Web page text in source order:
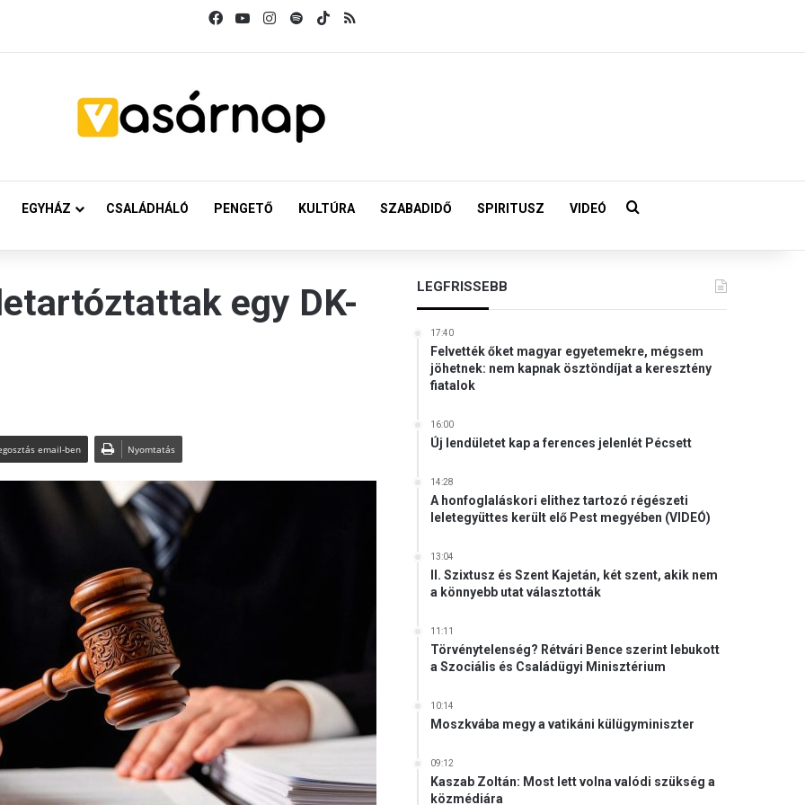
FacebookYouTubeInstagram
SpotifyTikTok
EGYHÁZ CSALÁDHÁLÓ PENGETŐ KULTÚRA SZABADIDŐ SPIRITUSZ VIDEÓ Keresés:
egy DK-
email-ben Nyomtatás
LEGFRISSEBB
17:40
Felvették őket magyar egyetemekre, mégsem
jöhetnek: nem kapnak ösztöndíjat a keresztény
fiatalok
16:00
Új lendületet kap a ferences jelenlét Pécsett
14:28
A honfoglaláskori elithez tartozó régészeti
leletegyüttes került elő Pest megyében (VIDEÓ)
13:04
II. Szixtusz és Szent Kajetán, két szent, akik nem
a könnyebb utat választották
11:11
Törvénytelenség? Rétvári Bence szerint lebukott
a Szociális és Családügyi Minisztérium
10:14
Moszkvába megy a vatikáni külügyminiszter
09:12
Kaszab Zoltán: Most lett volna valódi szükség a
közmédiára